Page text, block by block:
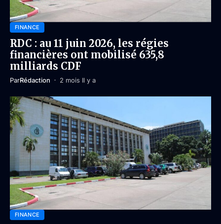
FINANCE
RDC : au 11 juin 2026, les régies
financières ont mobilisé 635,8
milliards CDF
ParRédaction 2 mois Il y a
FINANCE